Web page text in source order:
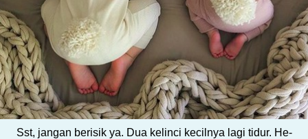
Sst, jangan berisik ya. Dua kelinci kecilnya lagi tidur. He-